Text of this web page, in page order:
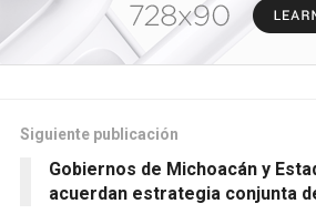
Siguiente publicación
Gobiernos de Michoacán y
acuerdan estrategia conjunta